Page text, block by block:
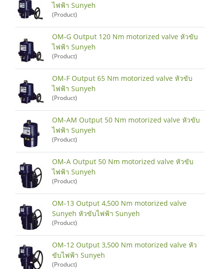
ไฟฟ้า Sunyeh
(Product)
OM-G Output 120 Nm motorized valve หัวขับ
ไฟฟ้า Sunyeh
(Product)
OM-F Output 65 Nm motorized valve หัวขับ
ไฟฟ้า Sunyeh
(Product)
OM-AM Output 50 Nm motorized valve หัวขับ
ไฟฟ้า Sunyeh
(Product)
OM-A Output 50 Nm motorized valve หัวขับ
ไฟฟ้า Sunyeh
(Product)
OM-13 Output 4,500 Nm motorized valve
Sunyeh หัวขับไฟฟ้า Sunyeh
(Product)
OM-12 Output 3,500 Nm motorized valve หัว
ขับไฟฟ้า Sunyeh
(Product)